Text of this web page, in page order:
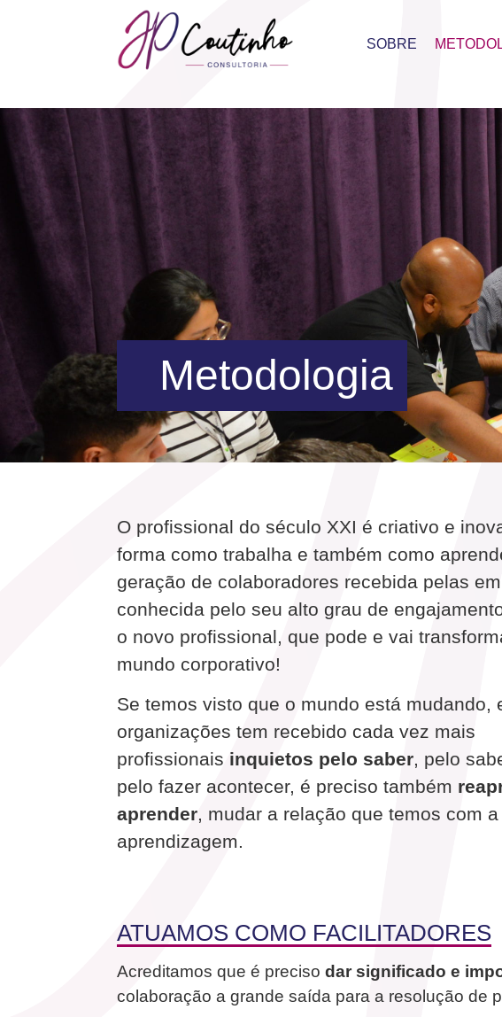
SOBRE
Metodologia
O profissional do século XXI é criativo e
forma como trabalha e também como
geração de colaboradores recebida pelas
conhecida pelo seu alto grau de
o novo profissional, que pode e vai
mundo corporativo!
Se temos visto que o mundo está mudando,
organizações tem recebido cada vez mais
profissionais inquietos pelo saber, pelo
pelo fazer acontecer, é preciso também
aprender, mudar a relação que temos com a
aprendizagem.
ATUAMOS COMO FACILITADORES
Acreditamos que é preciso dar significado e
colaboração a grande saída para a resolução de